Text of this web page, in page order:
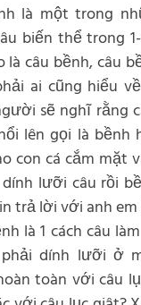
là một trong
biến thể trong
câu bềnh, câu
ai cũng hiểu
sẽ nghĩ rằng
lên gọi là bềnh
con cá cắm mặt
lưỡi câu rồi
trả lời với anh
là 1 cách câu
dính lưỡi ở
toàn với câu